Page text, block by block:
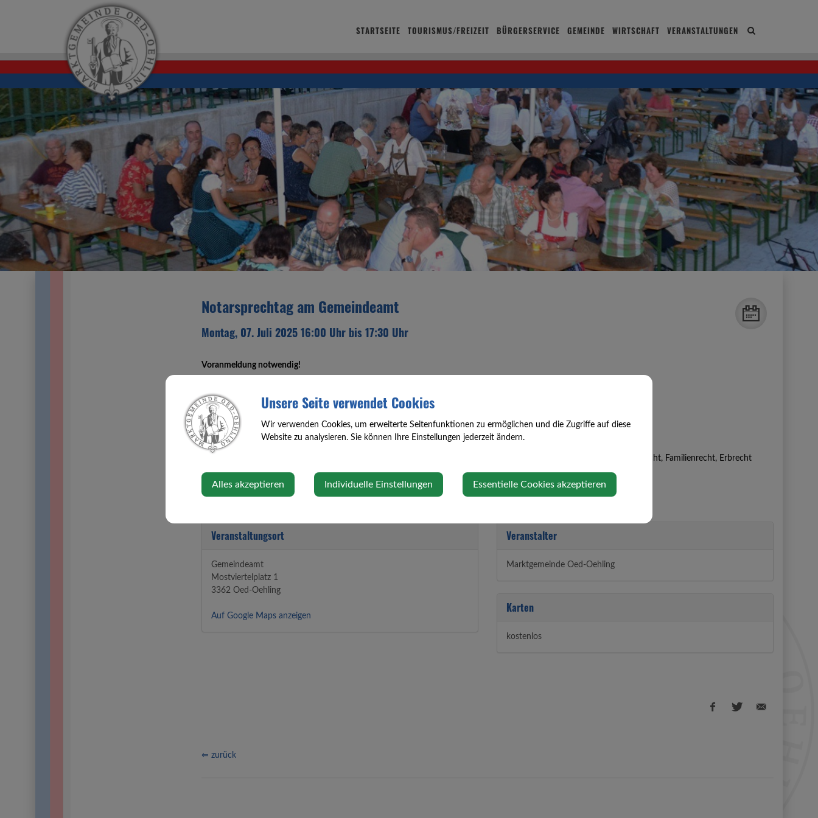
Site
STARTSEITE TOURISMUS/FREIZEIT BÜRGERSERVICE GEMEINDE WIRTSCHAFT VERANSTALTUNGEN
Notarsprechtag am Gemeindeamt
Montag, 07. Juli 2025 16:00 Uhr bis 17:30 Uhr
Voranmeldung notwendig!
Termin bitte unter 07475 / 533 40 400 oder gemeinde@oed-oehling.gv.at vereinbaren
und -übergabe, im Unternehmensrecht, Familienrecht, Erbrecht
undVerlassenschaftsverfahren, Grundbuchund Firmenbuch.
Veranstaltungsort
Gemeindeamt
Mostviertelplatz 1
3362 Oed-Oehling
Auf Google Maps anzeigen
Veranstalter
Marktgemeinde Oed-Oehling
Karten
kostenlos
⇐ zurück
Unsere Seite verwendet Cookies
Wir verwenden Cookies, um erweiterte Seitenfunktionen zu ermöglichen und die Zugriffe auf diese
Website zu analysieren. Sie können Ihre Einstellungen jederzeit ändern.
Alles akzeptieren Individuelle Einstellungen Essentielle Cookies akzeptieren